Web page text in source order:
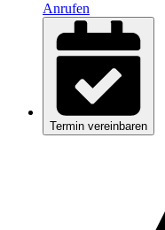
Anrufen
Termin vereinbaren